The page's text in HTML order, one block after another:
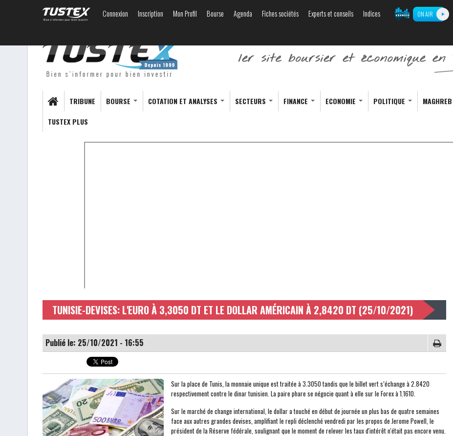
contenu
principal
Connexion Inscription Mon Profil Bourse Agenda Fiches sociétés Experts et conseils Indices ON AIR
TRIBUNE BOURSE COTATION ET ANALYSES SECTEURS FINANCE ECONOMIE POLITIQUE MAGHREB
TUSTEX PLUS
TUNISIE-DEVISES: L'EURO À 3,3050 DT ET LE DOLLAR AMÉRICAIN À 2,8420 DT (25/10/2021)
Publié le: 25/10/2021 - 16:55
Sur la place de Tunis, la monnaie unique est traitée à 3.3050 tandis que le billet vert s’échange à 2.8420
respectivement contre le dinar tunisien. La paire phare se négocie quant à elle sur le Forex à 1.1610.
Sur le marché de change international, le dollar a touché en début de journée un plus bas de quatre semaines
face aux autres grandes devises, amplifiant le repli déclenché vendredi par les propos de Jerome Powell, le
président de la Réserve fédérale, soulignant que le moment de relever les taux d'intérêt n'était pas encore venu.